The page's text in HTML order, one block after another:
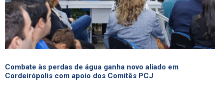
Combate às perdas de água ganha novo aliado em
Cordeirópolis com apoio dos Comitês PCJ